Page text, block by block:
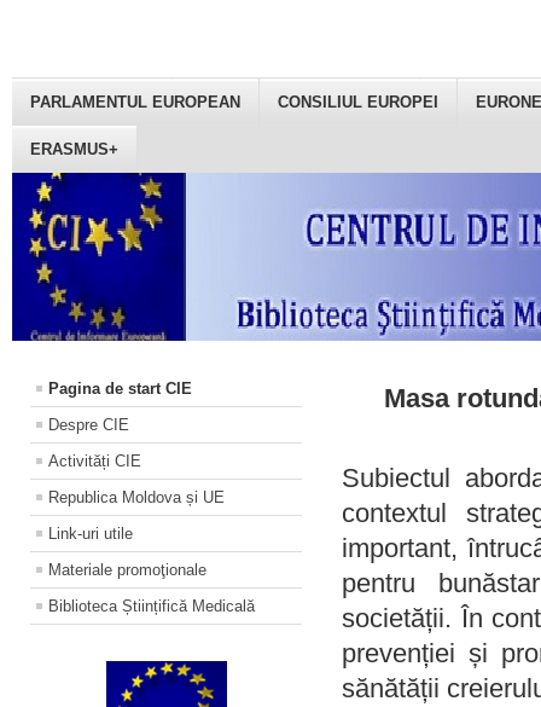
PARLAMENTUL EUROPEAN CONSILIUL EUROPEI
ERASMUS+
Pagina de start CIE
Despre CIE
Activități CIE
Republica Moldova și UE
Link-uri utile
Materiale promoţionale
Biblioteca Științifică Medicală
Masa
Subiectul
contextul
important,
pentru
societății. În
prevenției și
sănătății